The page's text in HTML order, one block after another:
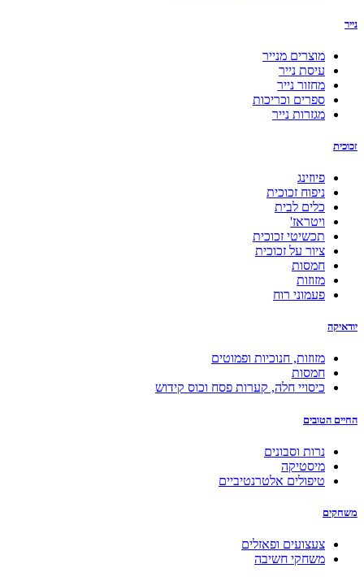
נייר
מוצרים מנייר
עיסת נייר
מחזור נייר
ספרים וכריכות
מגזרות נייר
זכוכית
פיוזינג
ניפוח זכוכית
כלים לבית
ויטראז'
תכשיטי זכוכית
ציור על זכוכית
חמסות
מזוזות
פעמוני רוח
יודאיקה
מזוזות, חנוכיות ופמוטים
חמסות
כיסויי חלה, קערות פסח וכוס קידוש
החיים הטובים
נרות וסבונים
מיסטיקה
טיפולים אלטרנטיביים
משחקים
צעצועים ופאזלים
משחקי חשיבה